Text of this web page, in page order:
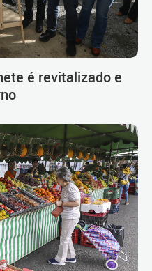
é revitalizado e